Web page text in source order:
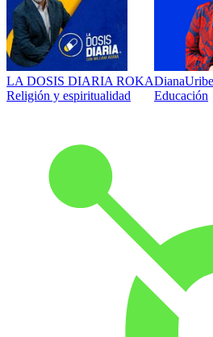
LA DOSIS DIARIA ROKA
Religión y espiritualidad
Educación